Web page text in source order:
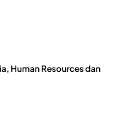
Human Resources dan